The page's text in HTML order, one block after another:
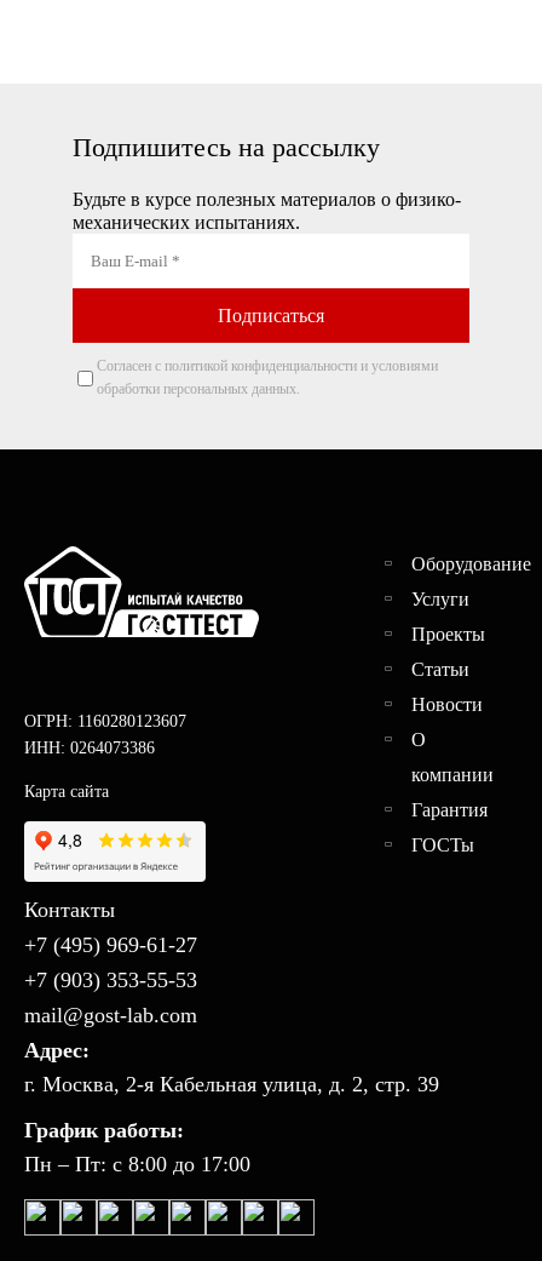
Подпишитесь на рассылку
Будьте в курсе полезных материалов о физико-
механических испытаниях.
Согласен с политикой конфиденциальности и условиями
обработки персональных данных.
ОГРН: 1160280123607
ИНН: 0264073386
Карта сайта
Оборудование
Услуги
Проекты
Статьи
Новости
О
компании
Гарантия
ГОСТы
Контакты
+7 (495) 969-61-27
+7 (903) 353-55-53
mail@gost-lab.com
Адрес:
г. Москва, 2-я Кабельная улица, д. 2, стр. 39
График работы:
Пн – Пт: с 8:00 до 17:00